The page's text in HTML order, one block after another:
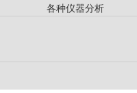
种仪器分析